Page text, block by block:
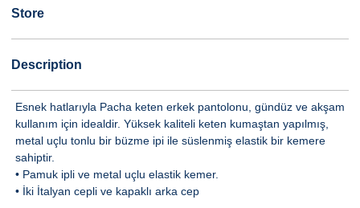
Store
Description
Esnek hatlarıyla Pacha keten erkek pantolonu, gündüz ve akşam
kullanım için idealdir. Yüksek kaliteli keten kumaştan yapılmış,
metal uçlu tonlu bir büzme ipi ile süslenmiş elastik bir kemere
sahiptir.
• Pamuk ipli ve metal uçlu elastik kemer.
• İki İtalyan cepli ve kapaklı arka cep